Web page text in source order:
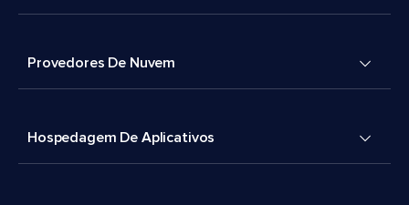
Provedores De Nuvem
Hospedagem De Aplicativos